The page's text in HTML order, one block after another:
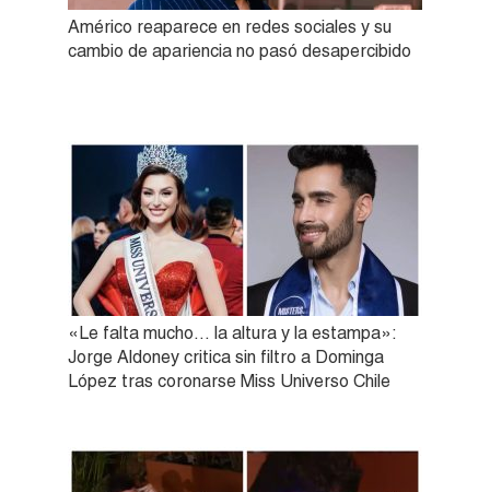
Américo reaparece en redes sociales y su
cambio de apariencia no pasó desapercibido
«Le falta mucho… la altura y la estampa»:
Jorge Aldoney critica sin filtro a Dominga
López tras coronarse Miss Universo Chile